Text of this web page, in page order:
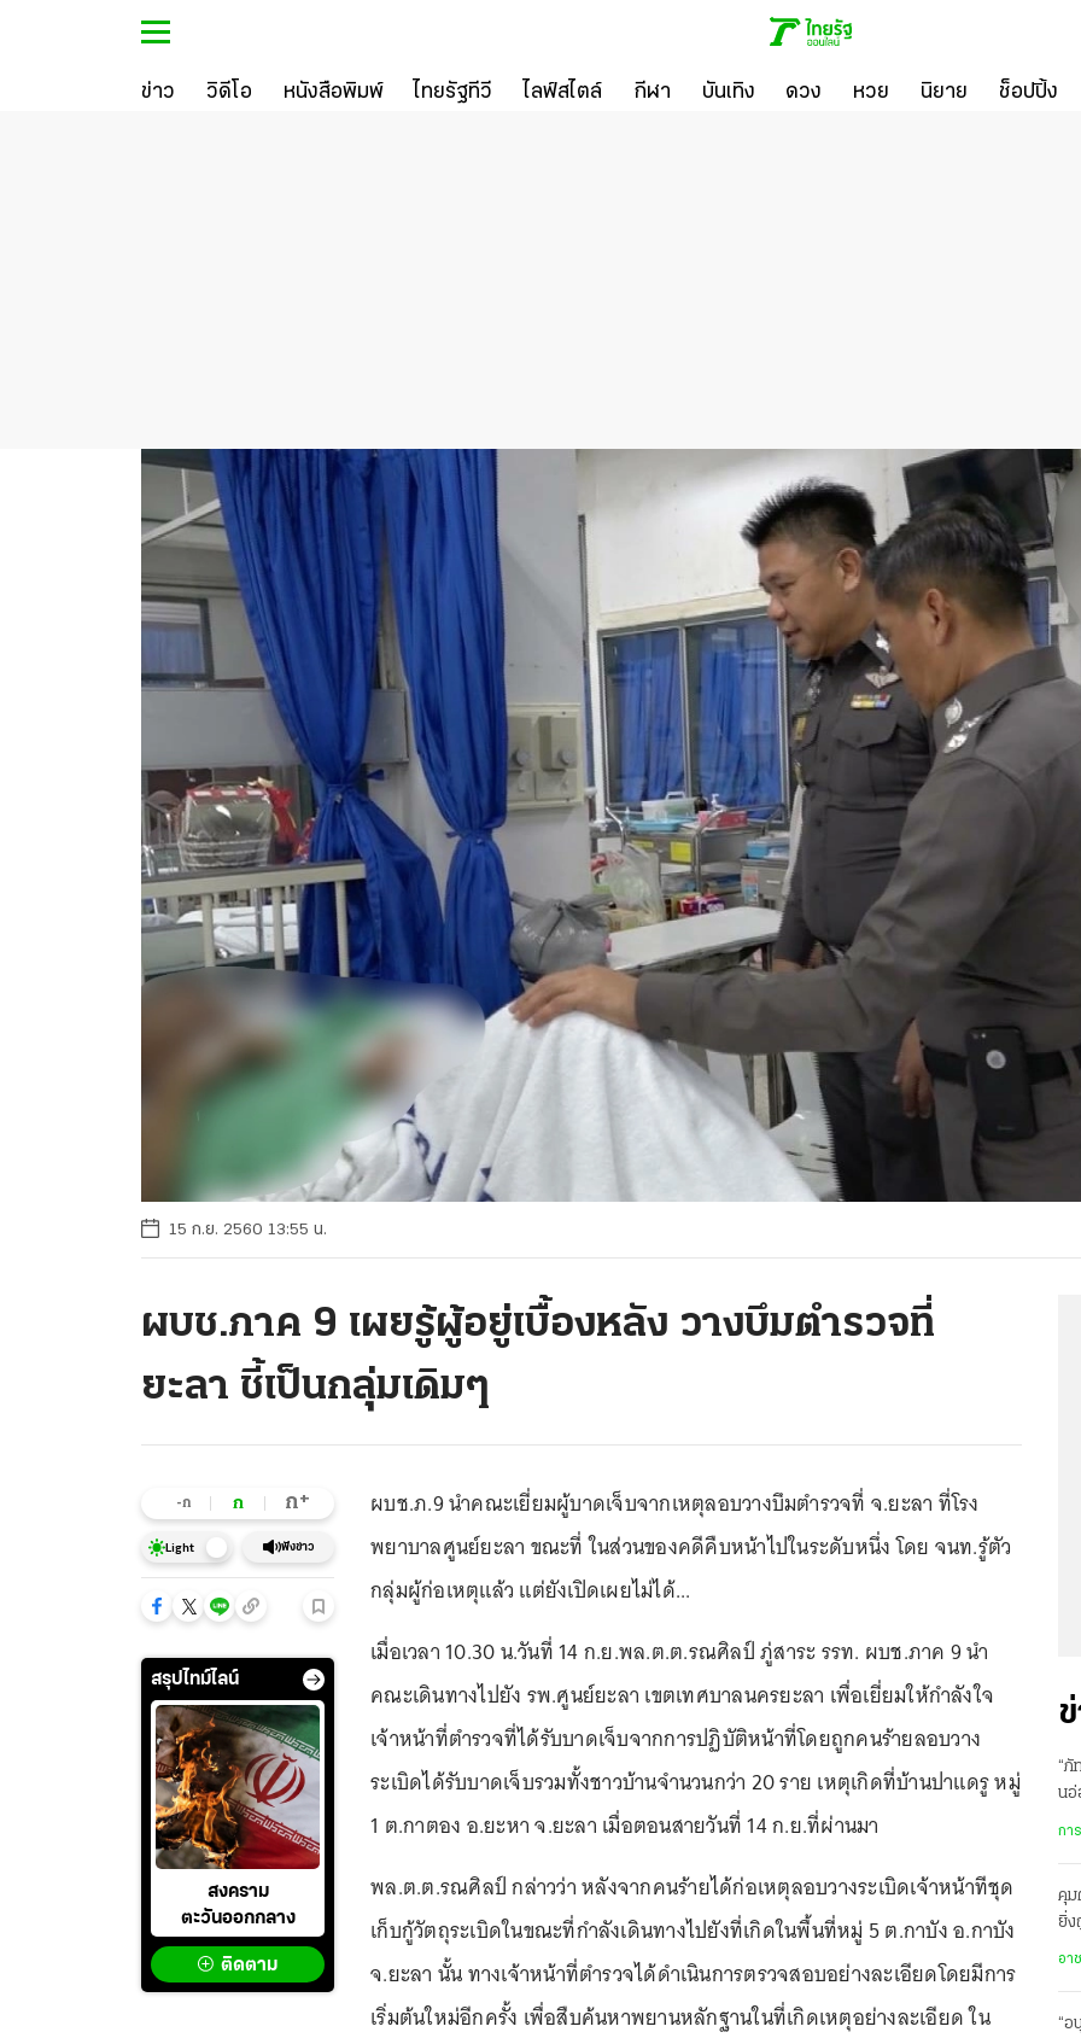
ข่าว วิดีโอ หนังสือพิมพ์ ไทยรัฐทีวี ไลฟ์สไตล์ กีฬา บันเทิง ดวง หวย นิยาย ช็อปปิ้ง
15 ก.ย. 2560 13:55 น.
ผบช.ภาค 9 เผยรู้ผู้อยู่เบื้องหลัง วางบึมตำรวจที่
ยะลา ชี้เป็นกลุ่มเดิมๆ
-ก ก ก+
Light ฟังข่าว
สรุปไทม์ไลน์
สงคราม
ตะวันออกกลาง
ติดตาม
ผบช.ภ.9 นำคณะเยี่ยมผู้บาดเจ็บจากเหตุลอบวางบึมตำรวจที่ จ.ยะลา ที่โรง
พยาบาลศูนย์ยะลา ขณะที่ ในส่วนของคดีคืบหน้าไปในระดับหนึ่ง โดย จนท.รู้ตัว
กลุ่มผู้ก่อเหตุแล้ว แต่ยังเปิดเผยไม่ได้...
เมื่อเวลา 10.30 น.วันที่ 14 ก.ย.พล.ต.ต.รณศิลป์ ภู่สาระ รรท. ผบช.ภาค 9 นำ
คณะเดินทางไปยัง รพ.ศูนย์ยะลา เขตเทศบาลนครยะลา เพื่อเยี่ยมให้กำลังใจ
เจ้าหน้าที่ตำรวจที่ได้รับบาดเจ็บจากการปฏิบัติหน้าที่โดยถูกคนร้ายลอบวาง
ระเบิดได้รับบาดเจ็บรวมทั้งชาวบ้านจำนวนกว่า 20 ราย เหตุเกิดที่บ้านปาแดรู หมู่
1 ต.กาตอง อ.ยะหา จ.ยะลา เมื่อตอนสายวันที่ 14 ก.ย.ที่ผ่านมา
พล.ต.ต.รณศิลป์ กล่าวว่า หลังจากคนร้ายได้ก่อเหตุลอบวางระเบิดเจ้าหน้าทีชุด
เก็บกู้วัตถุระเบิดในขณะที่กำลังเดินทางไปยังที่เกิดในพื้นที่หมู่ 5 ต.กาบัง อ.กาบัง
จ.ยะลา นั้น ทางเจ้าหน้าที่ตำรวจได้ดำเนินการตรวจสอบอย่างละเอียดโดยมีการ
เริ่มต้นใหม่อีกครั้ง เพื่อสืบค้นหาพยานหลักฐานในที่เกิดเหตุอย่างละเอียด ใน
“ภัท
นอ่
กา
คุม
ยิ่ง
อา
“อ